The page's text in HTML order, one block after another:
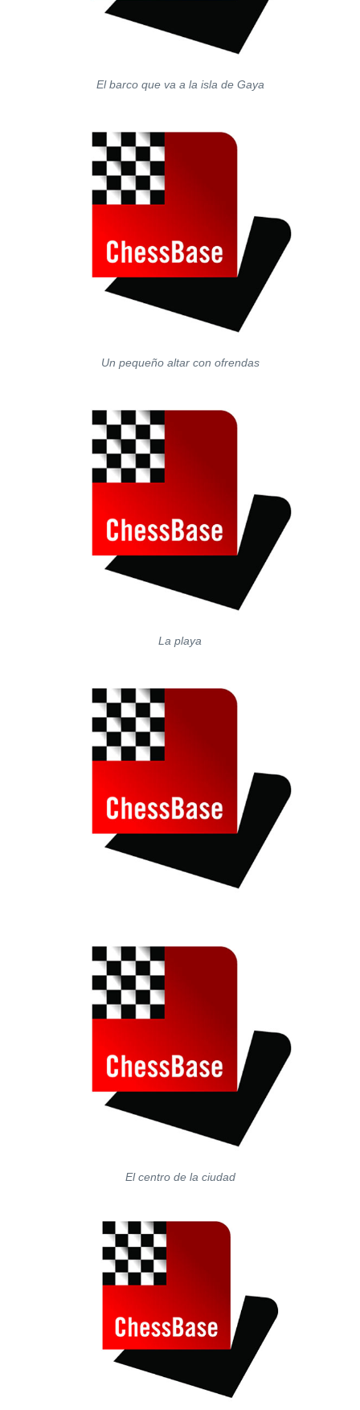
El barco que va a la isla de Gaya
Un pequeño altar con ofrendas
La playa
El centro de la ciudad